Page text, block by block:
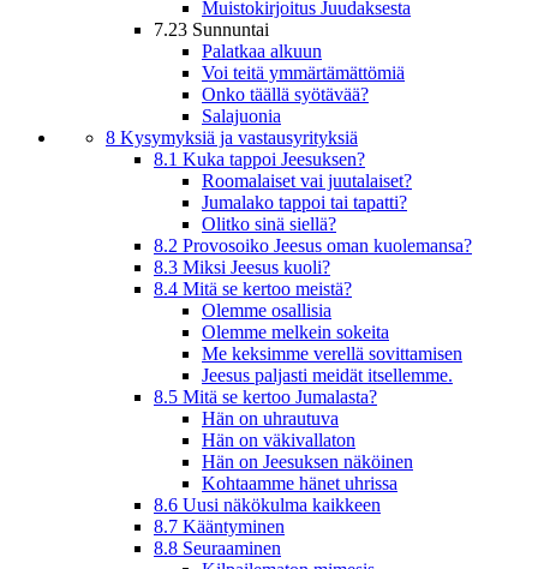
Muistokirjoitus Juudaksesta
7.23 Sunnuntai
Palatkaa alkuun
Voi teitä ymmärtämättömiä
Onko täällä syötävää?
Salajuonia
8 Kysymyksiä ja vastausyrityksiä
8.1 Kuka tappoi Jeesuksen?
Roomalaiset vai juutalaiset?
Jumalako tappoi tai tapatti?
Olitko sinä siellä?
8.2 Provosoiko Jeesus oman kuolemansa?
8.3 Miksi Jeesus kuoli?
8.4 Mitä se kertoo meistä?
Olemme osallisia
Olemme melkein sokeita
Me keksimme verellä sovittamisen
Jeesus paljasti meidät itsellemme.
8.5 Mitä se kertoo Jumalasta?
Hän on uhrautuva
Hän on väkivallaton
Hän on Jeesuksen näköinen
Kohtaamme hänet uhrissa
8.6 Uusi näkökulma kaikkeen
8.7 Kääntyminen
8.8 Seuraaminen